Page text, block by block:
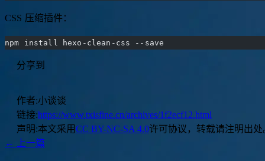
CSS 压缩插件：
npm install hexo-clean-css --save
分享到
作者:小谈谈
链接:https://www.txisfine.cn/archives/1f2ecf12.html
声明:本文采用CC BY-NC-SA 4.0许可协议，转载请注明出处
← 上一篇